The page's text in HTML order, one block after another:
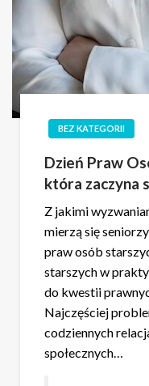
BEZ KATEGORII
Dzień Praw
która zaczyna
Z jakimi
mierzą się
praw osób
starszych w
do kwestii
Najczęściej
codziennych
społecznych…